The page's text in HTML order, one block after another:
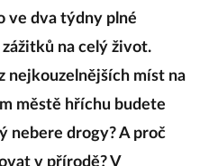
ve dva týdny plné
na celý život.
nejkouzelnějších míst na
městě hříchu budete
nebere drogy? A proč
v přírodě? V